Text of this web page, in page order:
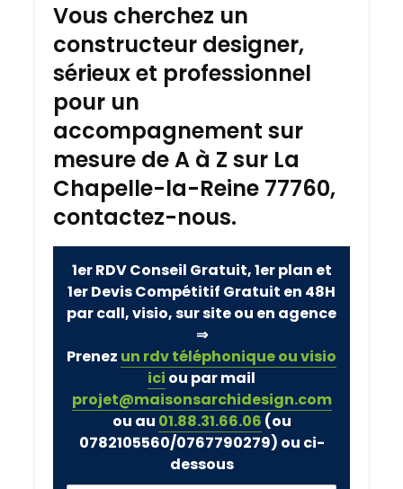
Vous cherchez un
constructeur designer,
sérieux et professionnel
pour un
accompagnement sur
mesure de A à Z sur La
Chapelle-la-Reine 77760,
contactez-nous.
1er RDV Conseil Gratuit, 1er plan et
1er Devis Compétitif Gratuit en 48H
par call, visio, sur site ou en agence
⇒
Prenez un rdv téléphonique ou visio
ici ou par mail
projet@maisonsarchidesign.com
ou au 01.88.31.66.06 (ou
0782105560/0767790279) ou ci-
dessous